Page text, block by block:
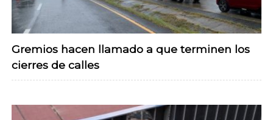
Gremios hacen llamado a que terminen los
cierres de calles